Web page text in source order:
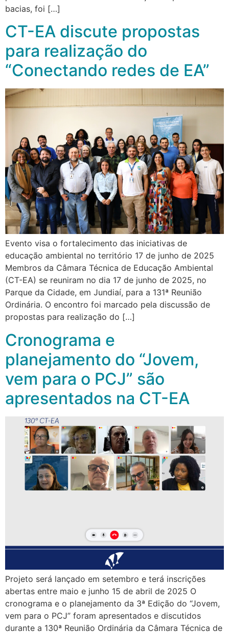
bacias, foi […]
CT-EA discute propostas
para realização do
“Conectando redes de EA”
Evento visa o fortalecimento das iniciativas de
educação ambiental no território 17 de junho de 2025
Membros da Câmara Técnica de Educação Ambiental
(CT-EA) se reuniram no dia 17 de junho de 2025, no
Parque da Cidade, em Jundiaí, para a 131ª Reunião
Ordinária. O encontro foi marcado pela discussão de
propostas para realização do […]
Cronograma e
planejamento do “Jovem,
vem para o PCJ” são
apresentados na CT-EA
Projeto será lançado em setembro e terá inscrições
abertas entre maio e junho 15 de abril de 2025 O
cronograma e o planejamento da 3ª Edição do “Jovem,
vem para o PCJ” foram apresentados e discutidos
durante a 130ª Reunião Ordinária da Câmara Técnica de